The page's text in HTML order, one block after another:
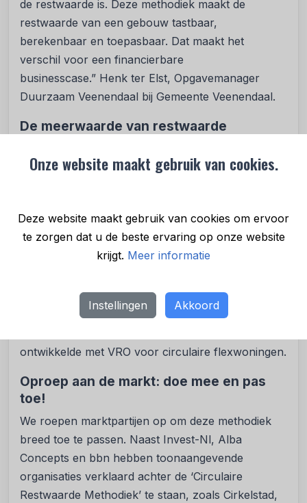
Onze website maakt gebruik van cookies.
Deze website maakt gebruik van cookies om ervoor
te zorgen dat u de beste ervaring op onze website
krijgt. Meer informatie
Instellingen Akkoord
de restwaarde is. Deze methodiek maakt de
restwaarde van een gebouw tastbaar,
berekenbaar en toepasbaar. Dat maakt het
verschil voor een financierbare
businesscase.” Henk ter Elst, Opgavemanager
Duurzaam Veenendaal bij Gemeente Veenendaal.
De meerwaarde van restwaarde
maken, kan deze worden meegenomen in zowel
kostenspecialist die deze restwaarde objectief en
verifieerbaar vaststelt, zodat accountants deze in
de jaarrekening kunnen verwerken. Dit leidt tot
en maakt circulair bouwen niet alleen duurzamer,
maar ook haalbaarder. De methodiek bouwt voort
ontwikkelde met VRO voor circulaire flexwoningen.
Oproep aan de markt: doe mee en pas
toe!
We roepen marktpartijen op om deze methodiek
breed toe te passen. Naast Invest-Nl, Alba
Concepts en bbn hebben toonaangevende
organisaties verklaard achter de ‘Circulaire
Restwaarde Methodiek’ te staan, zoals Cirkelstad,